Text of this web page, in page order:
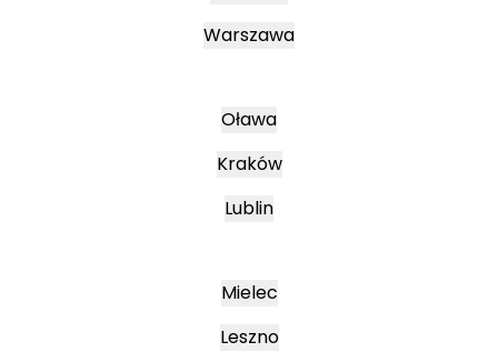
Warszawa
Oława
Kraków
Lublin
Mielec
Leszno